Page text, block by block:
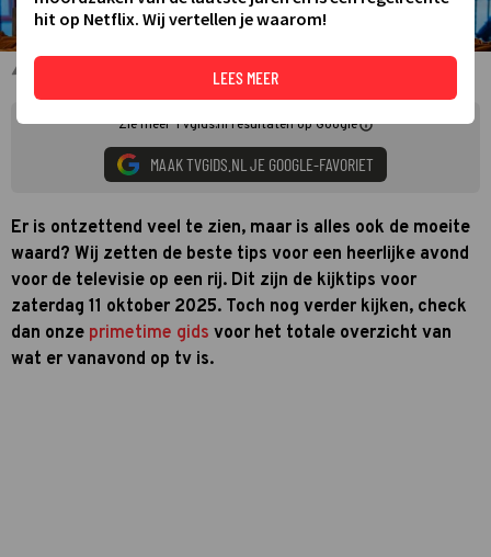
Laetitia Gerards en Jan Smit in Beste Zangers
Zie meer TVgids.nl resultaten op Google
MAAK TVGIDS.NL JE GOOGLE-FAVORIET
Er is ontzettend veel te zien, maar is alles ook de moeite
waard? Wij zetten de beste tips voor een heerlijke avond
voor de televisie op een rij. Dit zijn de kijktips voor
zaterdag 11 oktober 2025. Toch nog verder kijken, check
dan onze primetime gids voor het totale overzicht van
wat er vanavond op tv is.
hit op Netflix. Wij vertellen je waarom!
LEES MEER